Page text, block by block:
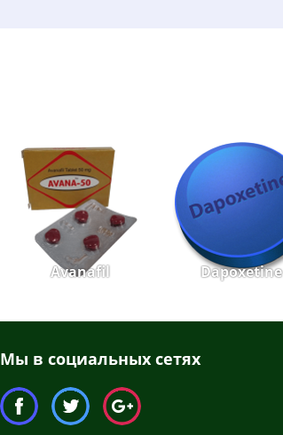
Avanafil Dapoxetine
Мы в социальных сетях